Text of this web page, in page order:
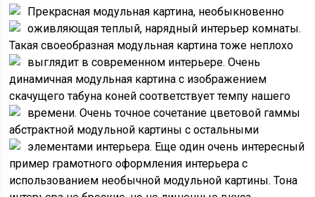
Прекрасная модульная картина, необыкновенно
оживляющая теплый, нарядный интерьер комнаты.
Такая своеобразная модульная картина тоже неплохо
выглядит в современном интерьере.Очень
динамичная модульная картина с изображением
скачущего табуна коней соответствует темпу нашего
времени.Очень точное сочетание цветовой гаммы
абстрактной модульной картины с остальными
элементами интерьера. Еще один очень интересный
пример грамотного оформления интерьера с
использованием необычной модульной картины. Тона